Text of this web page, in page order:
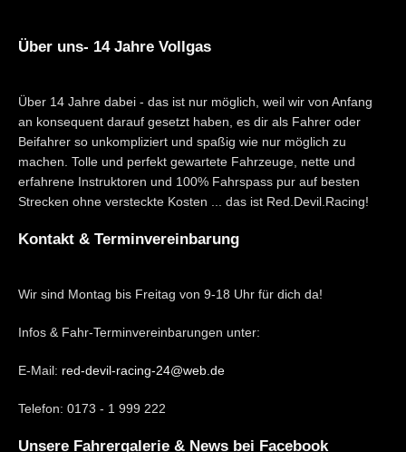
Über uns- 14 Jahre Vollgas
Über 14 Jahre dabei - das ist nur möglich, weil wir von Anfang
an konsequent darauf gesetzt haben, es dir als Fahrer oder
Beifahrer so unkompliziert und spaßig wie nur möglich zu
machen. Tolle und perfekt gewartete Fahrzeuge, nette und
erfahrene Instruktoren und 100% Fahrspass pur auf besten
Strecken ohne versteckte Kosten ... das ist Red.Devil.Racing!
Kontakt & Terminvereinbarung
Wir sind Montag bis Freitag von 9-18 Uhr für dich da!
Infos & Fahr-Terminvereinbarungen unter:
E-Mail: red-devil-racing-24@web.de
Telefon: 0173 - 1 999 222
Unsere Fahrergalerie & News bei Facebook